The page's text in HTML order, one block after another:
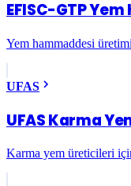
EFISC-GTP
Yem hammaddesi
UFAS
UFAS Karma
Karma yem üreticileri